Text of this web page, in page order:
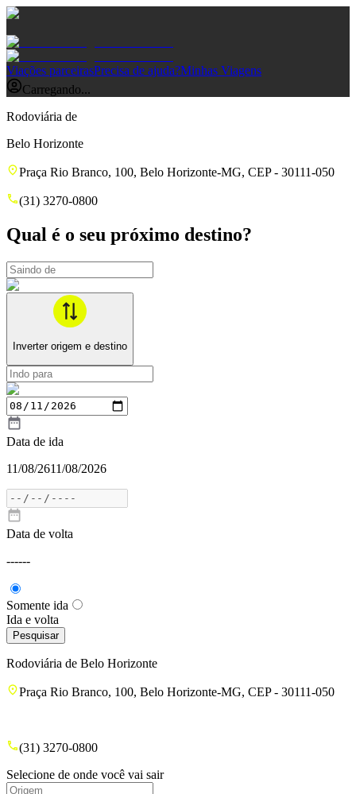
Viações parceirasPrecisa de ajuda?Minhas Viagens
Carregando...
Rodoviária de
Belo Horizonte
Praça Rio Branco, 100, Belo Horizonte-MG, CEP - 30111-050
(31) 3270-0800
Qual é o seu próximo destino?
Inverter origem e destino
Data de ida
11/08/2611/08/2026
Data de volta
------
Somente ida
Ida e volta
Pesquisar
Rodoviária de Belo Horizonte
Praça Rio Branco, 100, Belo Horizonte-MG, CEP - 30111-050
(31) 3270-0800
Selecione de onde você vai sair